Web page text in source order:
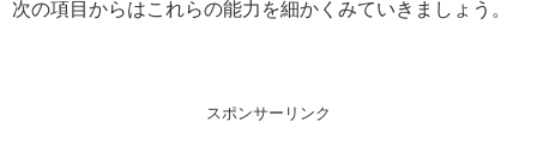
次の項目からはこれらの能力を細かくみていきましょう。
スポンサーリンク